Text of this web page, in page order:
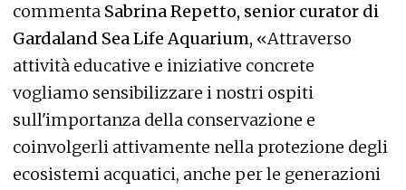
commenta Sabrina Repetto, senior curator di
Gardaland Sea Life Aquarium, «Attraverso
attività educative e iniziative concrete
vogliamo sensibilizzare i nostri ospiti
sull'importanza della conservazione e
coinvolgerli attivamente nella protezione degli
ecosistemi acquatici, anche per le generazioni